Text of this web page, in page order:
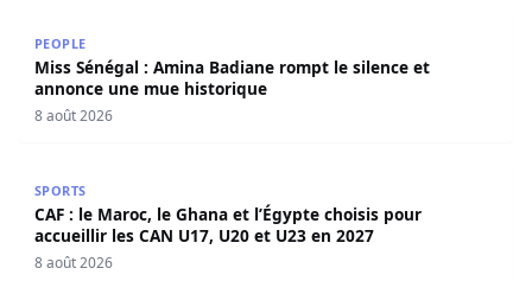
PEOPLE
Miss Sénégal : Amina Badiane rompt le silence et
annonce une mue historique
8 août 2026
SPORTS
CAF : le Maroc, le Ghana et l’Égypte choisis pour
accueillir les CAN U17, U20 et U23 en 2027
8 août 2026